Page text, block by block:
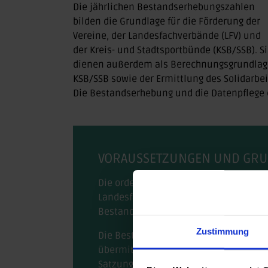
Zustimmung
Die jährlichen Bestandserhebungszahlen
bilden die Grundlage für die Förderung der
Vereine, der Landesfachverbände (LFV) und
der Kreis- und Stadtsportbünde (KSB/SSB).
dienen außerdem als
KSB/SSB sowie der Ermittlung des
Die Bestandserhebung und die
VORAUSSETZUNGEN UND
Die ordentlichen Mitglieder des
Landesfachverbände) sind verpflichtet
Bestandserhebung abzugeben.
Die Bestandsdaten müssenbis zum
übermittelt sein. Die Nichteinhaltung
Satzung zum Ausschluss des Vereins